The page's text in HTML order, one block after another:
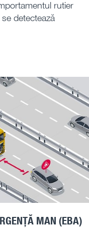
rutier
detectează
MAN (EBA)